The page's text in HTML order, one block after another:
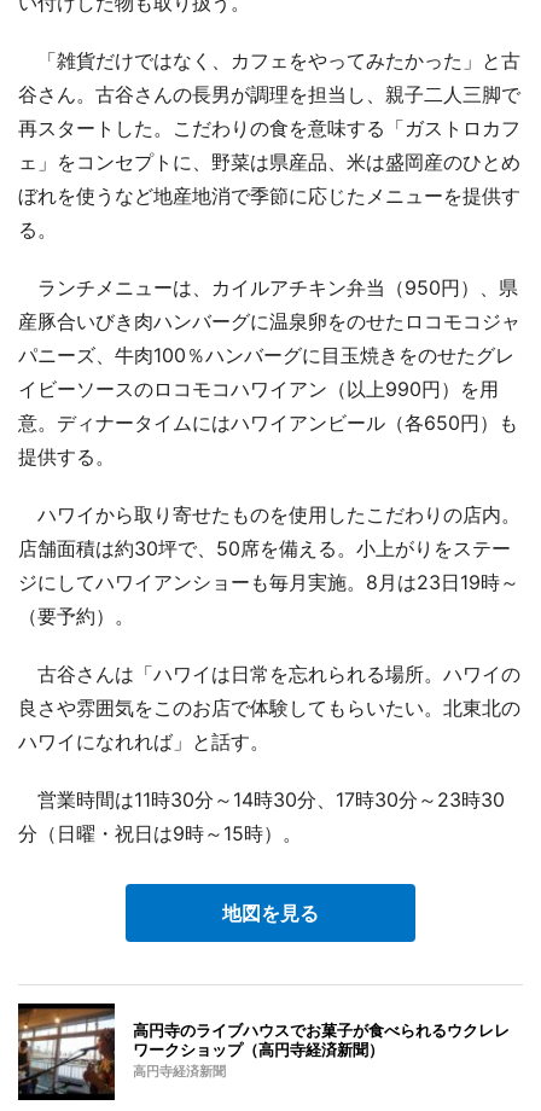
「雑貨だけではなく、カフェをやってみたかった」と古
谷さん。古谷さんの長男が調理を担当し、親子二人三脚で
再スタートした。こだわりの食を意味する「ガストロカフ
ェ」をコンセプトに、野菜は県産品、米は盛岡産のひとめ
ぼれを使うなど地産地消で季節に応じたメニューを提供す
る。
ランチメニューは、カイルアチキン弁当（950円）、県
産豚合いびき肉ハンバーグに温泉卵をのせたロコモコジャ
パニーズ、牛肉100％ハンバーグに目玉焼きをのせたグレ
イビーソースのロコモコハワイアン（以上990円）を用
意。ディナータイムにはハワイアンビール（各650円）も
提供する。
ハワイから取り寄せたものを使用したこだわりの店内。
店舗面積は約30坪で、50席を備える。小上がりをステー
ジにしてハワイアンショーも毎月実施。8月は23日19時～
（要予約）。
古谷さんは「ハワイは日常を忘れられる場所。ハワイの
良さや雰囲気をこのお店で体験してもらいたい。北東北の
ハワイになれれば」と話す。
営業時間は11時30分～14時30分、17時30分～23時30
分（日曜・祝日は9時～15時）。
地図を見る
高円寺のライブハウスでお菓子が食べられるウクレレ
ワークショップ（高円寺経済新聞）
高円寺経済新聞